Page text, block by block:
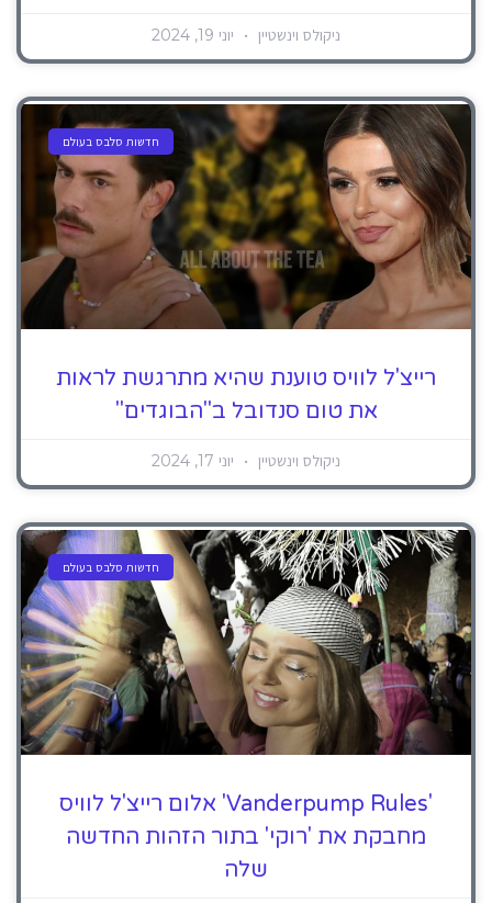
ניקולס וינשטיין יוני 19, 2024
חדשות סלבס בעולם
רייצ'ל לוויס טוענת שהיא מתרגשת לראות
את טום סנדובל ב"הבוגדים"
ניקולס וינשטיין יוני 17, 2024
חדשות סלבס בעולם
'Vanderpump Rules' אלום רייצ'ל לוויס
מחבקת את 'רוקי' בתור הזהות החדשה
שלה